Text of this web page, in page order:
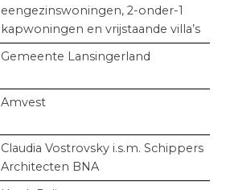
eengezinswoningen, 2-onder-1
kapwoningen en vrijstaande villa’s
Gemeente Lansingerland
Amvest
Claudia Vostrovsky i.s.m. Schippers
Architecten BNA